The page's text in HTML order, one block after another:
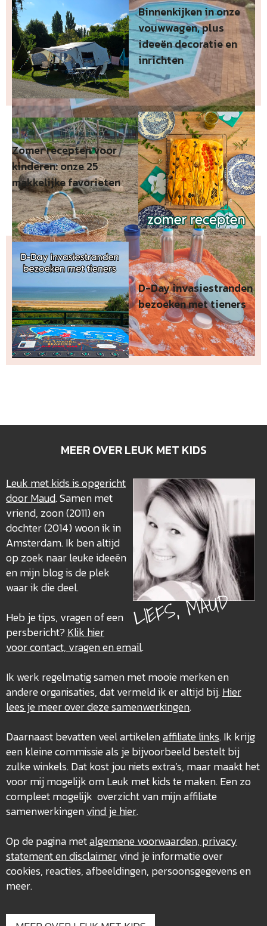
Binnenkijken in onze
vouwwagen, plus
ideeën decoratie en
inrichten
Zomer recepten voor
kinderen: onze 25
makkelijke favorieten
D-Day invasiestranden
bezoeken met tieners
MEER OVER LEUK MET KIDS
LIEFS, MAUD
Leuk met kids is opgericht
door Maud. Samen met
vriend, zoon (2011) en
dochter (2014) woon ik in
Amsterdam. Ik ben altijd
op zoek naar leuke ideeën
en mijn blog is de plek
waar ik die deel.
Heb je tips, vragen of een
persbericht?Klik hier
voor contact, vragen en email.
Ik werk regelmatig samen met mooie merken en
andere organisaties, dat vermeld ik er altijd bij.Hier
lees je meer over dezesamenwerkingen.
Daarnaast bevatten veel artikelenaffiliate links. Ik krijg
een kleine commissie als je bijvoorbeeld bestelt bij
zulke winkels. Dat kost jou niets extra’s, maar maakt het
voor mij mogelijk om Leuk met kids te maken. Een zo
compleet mogelijk overzicht van mijn affiliate
samenwerkingenvind je hier.
Op de pagina metalgemene voorwaarden, privacy
statement en disclaimervind je informatie over
cookies, reacties, afbeeldingen, persoonsgegevens en
meer.